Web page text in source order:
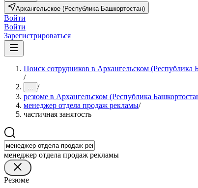
Архангельское (Республика Башкортостан)
Войти
Войти
Зарегистрироваться
Поиск сотрудников в Архангельском (Республика
/
... /
резюме в Архангельском (Республика
менеджер отдела продаж рекламы/
частичная занятость
менеджер отдела продаж рекламы
Резюме